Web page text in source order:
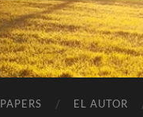
PAPERS EL AUTOR